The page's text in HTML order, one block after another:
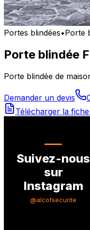
Portes blindées•Porte
Porte blindée
Porte blindée de
Demander un devis
Télécharger la
Suivez-nous
sur
Instagram
@alcofsecurite